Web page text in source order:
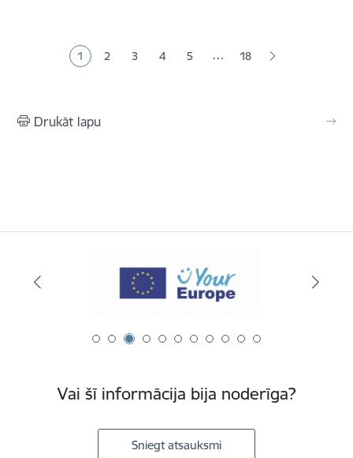
Pašreizējā lapa
1 Lapa
2 Lapa
3 Lapa
4 Lapa
5 … 18
Drukāt lapu
Vai šī informācija bija noderīga?
Sniegt atsauksmi